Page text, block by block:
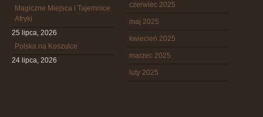
Magiczne Miejsca i Tajemnice
Afryki
25 lipca, 2026
Polska na Koszulce
24 lipca, 2026
czerwiec 2025
maj 2025
kwiecień 2025
marzec 2025
luty 2025